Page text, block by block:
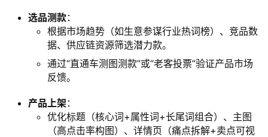
选品测款：
根据市场趋势（如生意参谋行业热词榜）、竞品数
据、供应链资源筛选潜力款。
通过“直通车测图测款”或“老客投票”验证产品市场
反馈。
产品上架：
优化标题（核心词+属性词+长尾词组合）、主图
（高点击率构图）、详情页（痛点拆解+卖点可视